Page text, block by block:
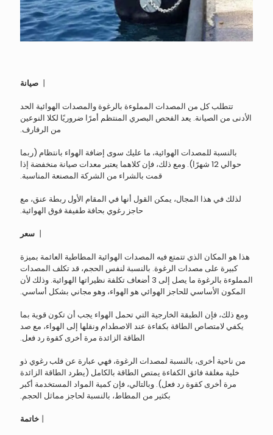
丨 صيانة
تتطلب كل من المصدات المملوءة بالرغوة والمصدات الهوائية الحد
الأدنى من الصيانة. يعد الفحص البصري المنتظم أمرًا ضروريًا لكلا النوعين
من الرفارف.
بالنسبة للمصدات الهوائية، ما عليك سوى إضافة الهواء بانتظام (ربما
حوالي 12 شهرًا). ومع ذلك، فإن كلاهما يعتبر معدات صيانة منخفضة إذا
قمت بالشراء من الشركة المصنعة المناسبة.
لذلك في هذا المجال، يمكن القول أنها في المقام الأول ربطة عنق، مع
حاجز رغوي بحافة طفيفة فوق الهوائية.
丨 سعر
هذا هو المكان الذي تتمتع فيه المصدات الهوائية المطاطية العائمة بميزة
كبيرة على مصدات الرغوة. بالنسبة لنفس الحجم، قد تكلف المصدات
المملوءة بالرغوة ما يصل إلى 3 أضعاف تكلفة نظيراتها الهوائية. وذلك لأن
المكون الأساسي للحاجز الهوائي هو الهواء، وهو مجاني بشكل أساسي.
ومع ذلك، فإن الطبقة الخارجية التي تحمل الهواء يجب أن تكون قوية بما
يكفي لامتصاص الطاقة بكفاءة عند الاصطدام ونقلها إلى الهواء، مع صد
الطاقة الزائدة مرة أخرى كقوة رد فعل.
من ناحية أخرى، بالنسبة لمصدات الرغوة، فهي عبارة عن قلب رغوي ذو
خلية مغلقة فائق الكفاءة يمتص الطاقة بالكامل (يطرد الطاقة الزائدة
مرة أخرى كقوة رد فعل). وبالتالي، فإن كمية المواد المستخدمة أكبر
بكثير من المطاط، بالنسبة لحاجز مماثل الحجم.
丨 خاتمة